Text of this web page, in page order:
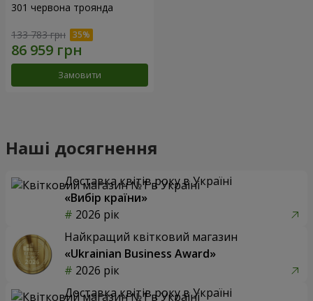
301 червона троянда
133 783 грн
Замовити
Наші досягнення
Доставка квітів року в Україні
«Вибір країни»
2026 рік
Найкращий квітковий магазин
«Ukrainian Business Award»
2026 рік
Доставка квітів року в Україні